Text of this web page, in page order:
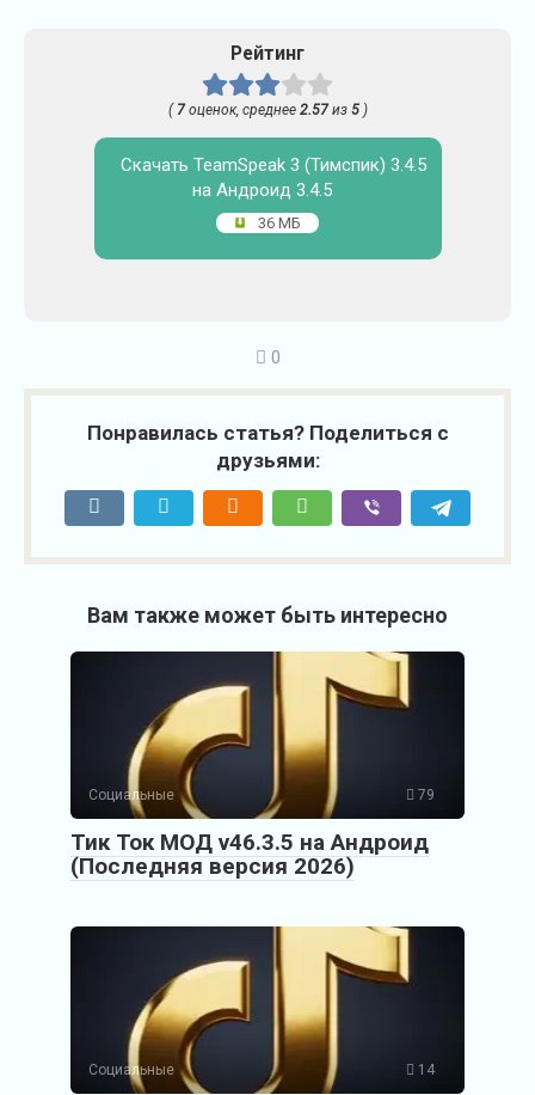
Рейтинг
( 7оценок, среднее 2.57из 5)
Скачать TeamSpeak 3 (Тимспик) 3.4.5
на Андроид 3.4.5
36 МБ
0
Понравилась статья? Поделиться с
друзьями:
Вам также может быть интересно
Социальные 79
Тик Ток МОД v46.3.5 на Андроид
(Последняя версия 2026)
Социальные 14